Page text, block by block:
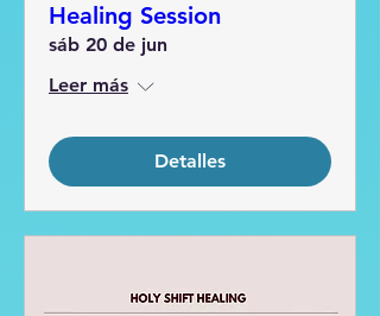
Healing Session
sáb 20 de jun
Leer más
Detalles